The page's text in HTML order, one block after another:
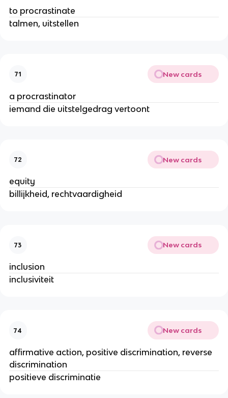
to procrastinate
talmen, uitstellen
71 New cards
a procrastinator
iemand die uitstelgedrag vertoont
72 New cards
equity
billijkheid, rechtvaardigheid
73 New cards
inclusion
inclusiviteit
74 New cards
affirmative action, positive discrimination, reverse
discrimination
positieve discriminatie